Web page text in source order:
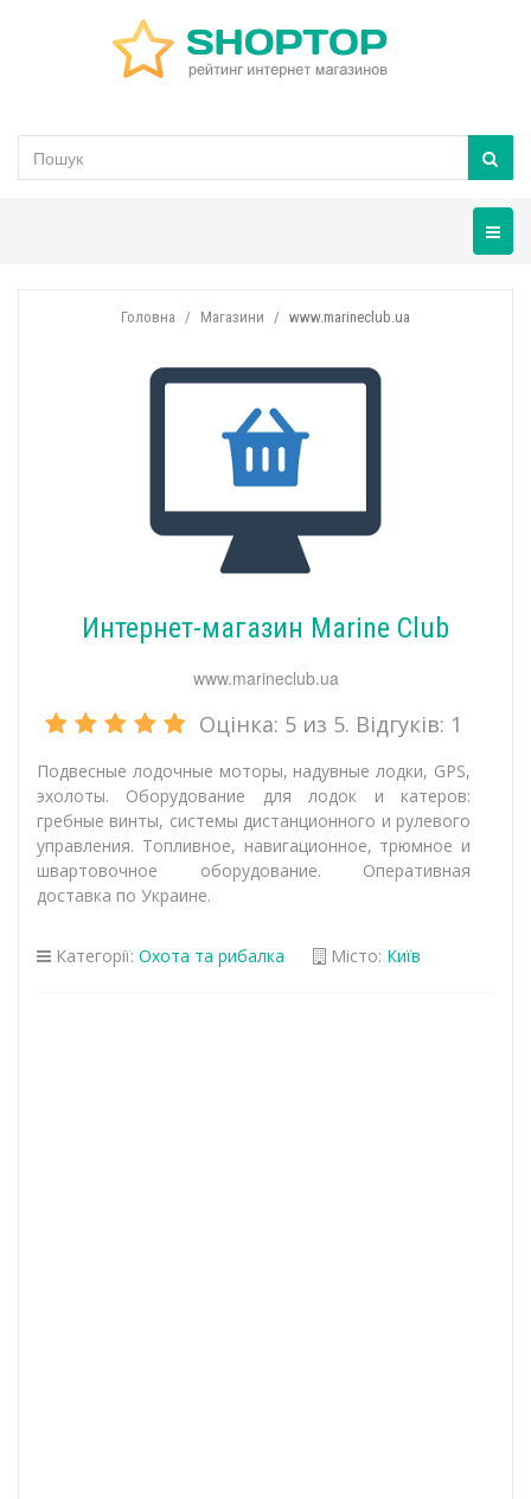
Головна Магазини www.marineclub.ua
Интернет-магазин Marine Club
www.marineclub.ua
Оцінка: 5 из 5. Відгуків: 1
Подвесные лодочные моторы, надувные лодки, GPS,
эхолоты. Оборудование для лодок и катеров:
гребные винты, системы дистанционного и рулевого
управления. Топливное, навигационное, трюмное и
швартовочное оборудование. Оперативная
доставка по Украине.
Категорії: Охота та рибалка Місто: Київ